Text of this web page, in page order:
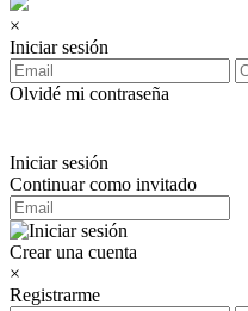
×
Iniciar sesión
Olvidé mi contraseña
Iniciar sesión
Continuar como invitado
Crear una cuenta
×
Registrarme